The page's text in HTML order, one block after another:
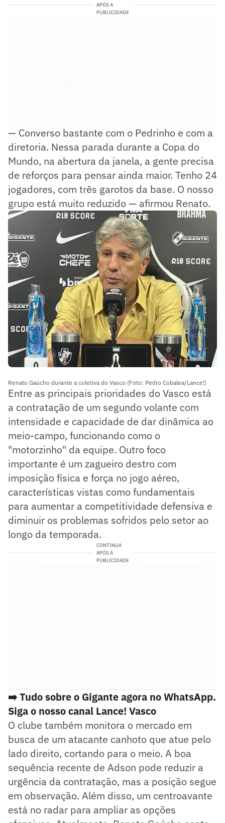
APÓS A
PUBLICIDADE
— Converso bastante com o Pedrinho e com a
diretoria. Nessa parada durante a Copa do
Mundo, na abertura da janela, a gente precisa
de reforços para pensar ainda maior. Tenho 24
jogadores, com três garotos da base. O nosso
grupo está muito reduzido — afirmou Renato.
Renato Gaúcho durante a coletiva do Vasco (Foto: Pedro Cobalea/Lance!)
Entre as principais prioridades do Vasco está
a contratação de um segundo volante com
intensidade e capacidade de dar dinâmica ao
meio-campo, funcionando como o
"motorzinho" da equipe. Outro foco
importante é um zagueiro destro com
imposição física e força no jogo aéreo,
características vistas como fundamentais
para aumentar a competitividade defensiva e
diminuir os problemas sofridos pelo setor ao
longo da temporada.
CONTINUA
APÓS A
PUBLICIDADE
➡️ Tudo sobre o Gigante agora no WhatsApp.
Siga o nosso canal Lance! Vasco
O clube também monitora o mercado em
busca de um atacante canhoto que atue pelo
lado direito, cortando para o meio. A boa
sequência recente de Adson pode reduzir a
urgência da contratação, mas a posição segue
em observação. Além disso, um centroavante
está no radar para ampliar as opções